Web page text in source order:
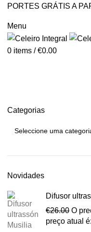
PORTES GRÁTIS A
Menu
0 items / €0.00
Categorias
Novidades
Difusor
€26.00 O
preço atual